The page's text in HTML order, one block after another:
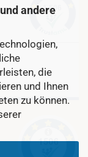
andere
die
und Ihnen
zu können.